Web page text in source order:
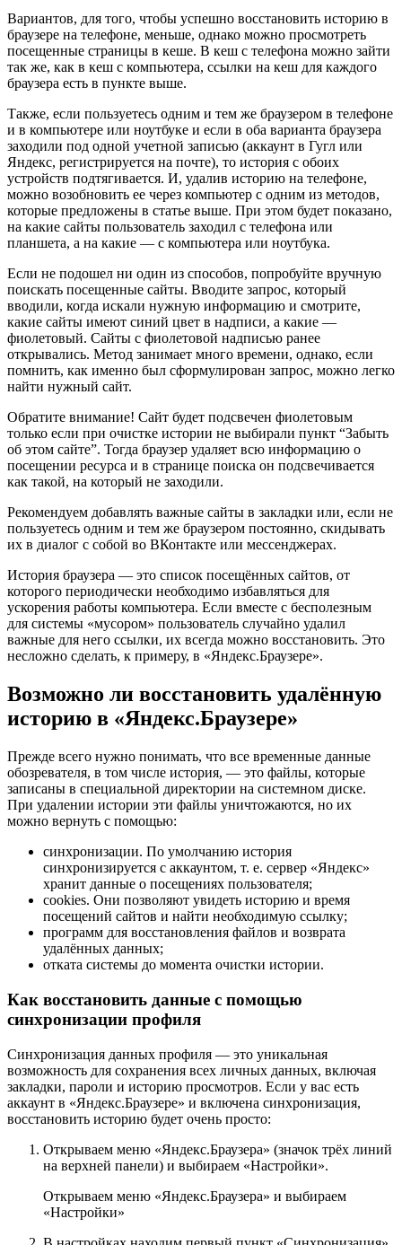
Вариантов, для того, чтобы успешно восстановить историю в
браузере на телефоне, меньше, однако можно просмотреть
посещенные страницы в кеше. В кеш с телефона можно зайти
так же, как в кеш с компьютера, ссылки на кеш для каждого
браузера есть в пункте выше.
Также, если пользуетесь одним и тем же браузером в телефоне
и в компьютере или ноутбуке и если в оба варианта браузера
заходили под одной учетной записью (аккаунт в Гугл или
Яндекс, регистрируется на почте), то история с обоих
устройств подтягивается. И, удалив историю на телефоне,
можно возобновить ее через компьютер с одним из методов,
которые предложены в статье выше. При этом будет показано,
на какие сайты пользователь заходил с телефона или
планшета, а на какие — с компьютера или ноутбука.
Если не подошел ни один из способов, попробуйте вручную
поискать посещенные сайты. Вводите запрос, который
вводили, когда искали нужную информацию и смотрите,
какие сайты имеют синий цвет в надписи, а какие —
фиолетовый. Сайты с фиолетовой надписью ранее
открывались. Метод занимает много времени, однако, если
помнить, как именно был сформулирован запрос, можно легко
найти нужный сайт.
Обратите внимание! Сайт будет подсвечен фиолетовым
только если при очистке истории не выбирали пункт “Забыть
об этом сайте”. Тогда браузер удаляет всю информацию о
посещении ресурса и в странице поиска он подсвечивается
как такой, на который не заходили.
Рекомендуем добавлять важные сайты в закладки или, если не
пользуетесь одним и тем же браузером постоянно, скидывать
их в диалог с собой во ВКонтакте или мессенджерах.
История браузера — это список посещённых сайтов, от
которого периодически необходимо избавляться для
ускорения работы компьютера. Если вместе с бесполезным
для системы «мусором» пользователь случайно удалил
важные для него ссылки, их всегда можно восстановить. Это
несложно сделать, к примеру, в «Яндекс.Браузере».
Возможно ли восстановить удалённую
историю в «Яндекс.Браузере»
Прежде всего нужно понимать, что все временные данные
обозревателя, в том числе история, — это файлы, которые
записаны в специальной директории на системном диске.
При удалении истории эти файлы уничтожаются, но их
можно вернуть с помощью:
синхронизации. По умолчанию история
синхронизируется с аккаунтом, т. е. сервер «Яндекс»
хранит данные о посещениях пользователя;
cookies. Они позволяют увидеть историю и время
посещений сайтов и найти необходимую ссылку;
программ для восстановления файлов и возврата
удалённых данных;
отката системы до момента очистки истории.
Как восстановить данные с помощью
синхронизации профиля
Синхронизация данных профиля — это уникальная
возможность для сохранения всех личных данных, включая
закладки, пароли и историю просмотров. Если у вас есть
аккаунт в «Яндекс.Браузере» и включена синхронизация,
восстановить историю будет очень просто:
Открываем меню «Яндекс.Браузера» (значок трёх линий
на верхней панели) и выбираем «Настройки».
Открываем меню «Яндекс.Браузера» и выбираем
«Настройки»